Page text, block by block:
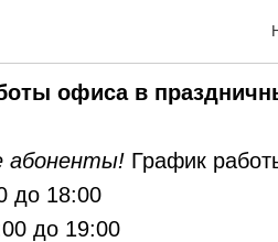
работы 1 и
офиса в
абоненты! График
до 18:00
до 19:00